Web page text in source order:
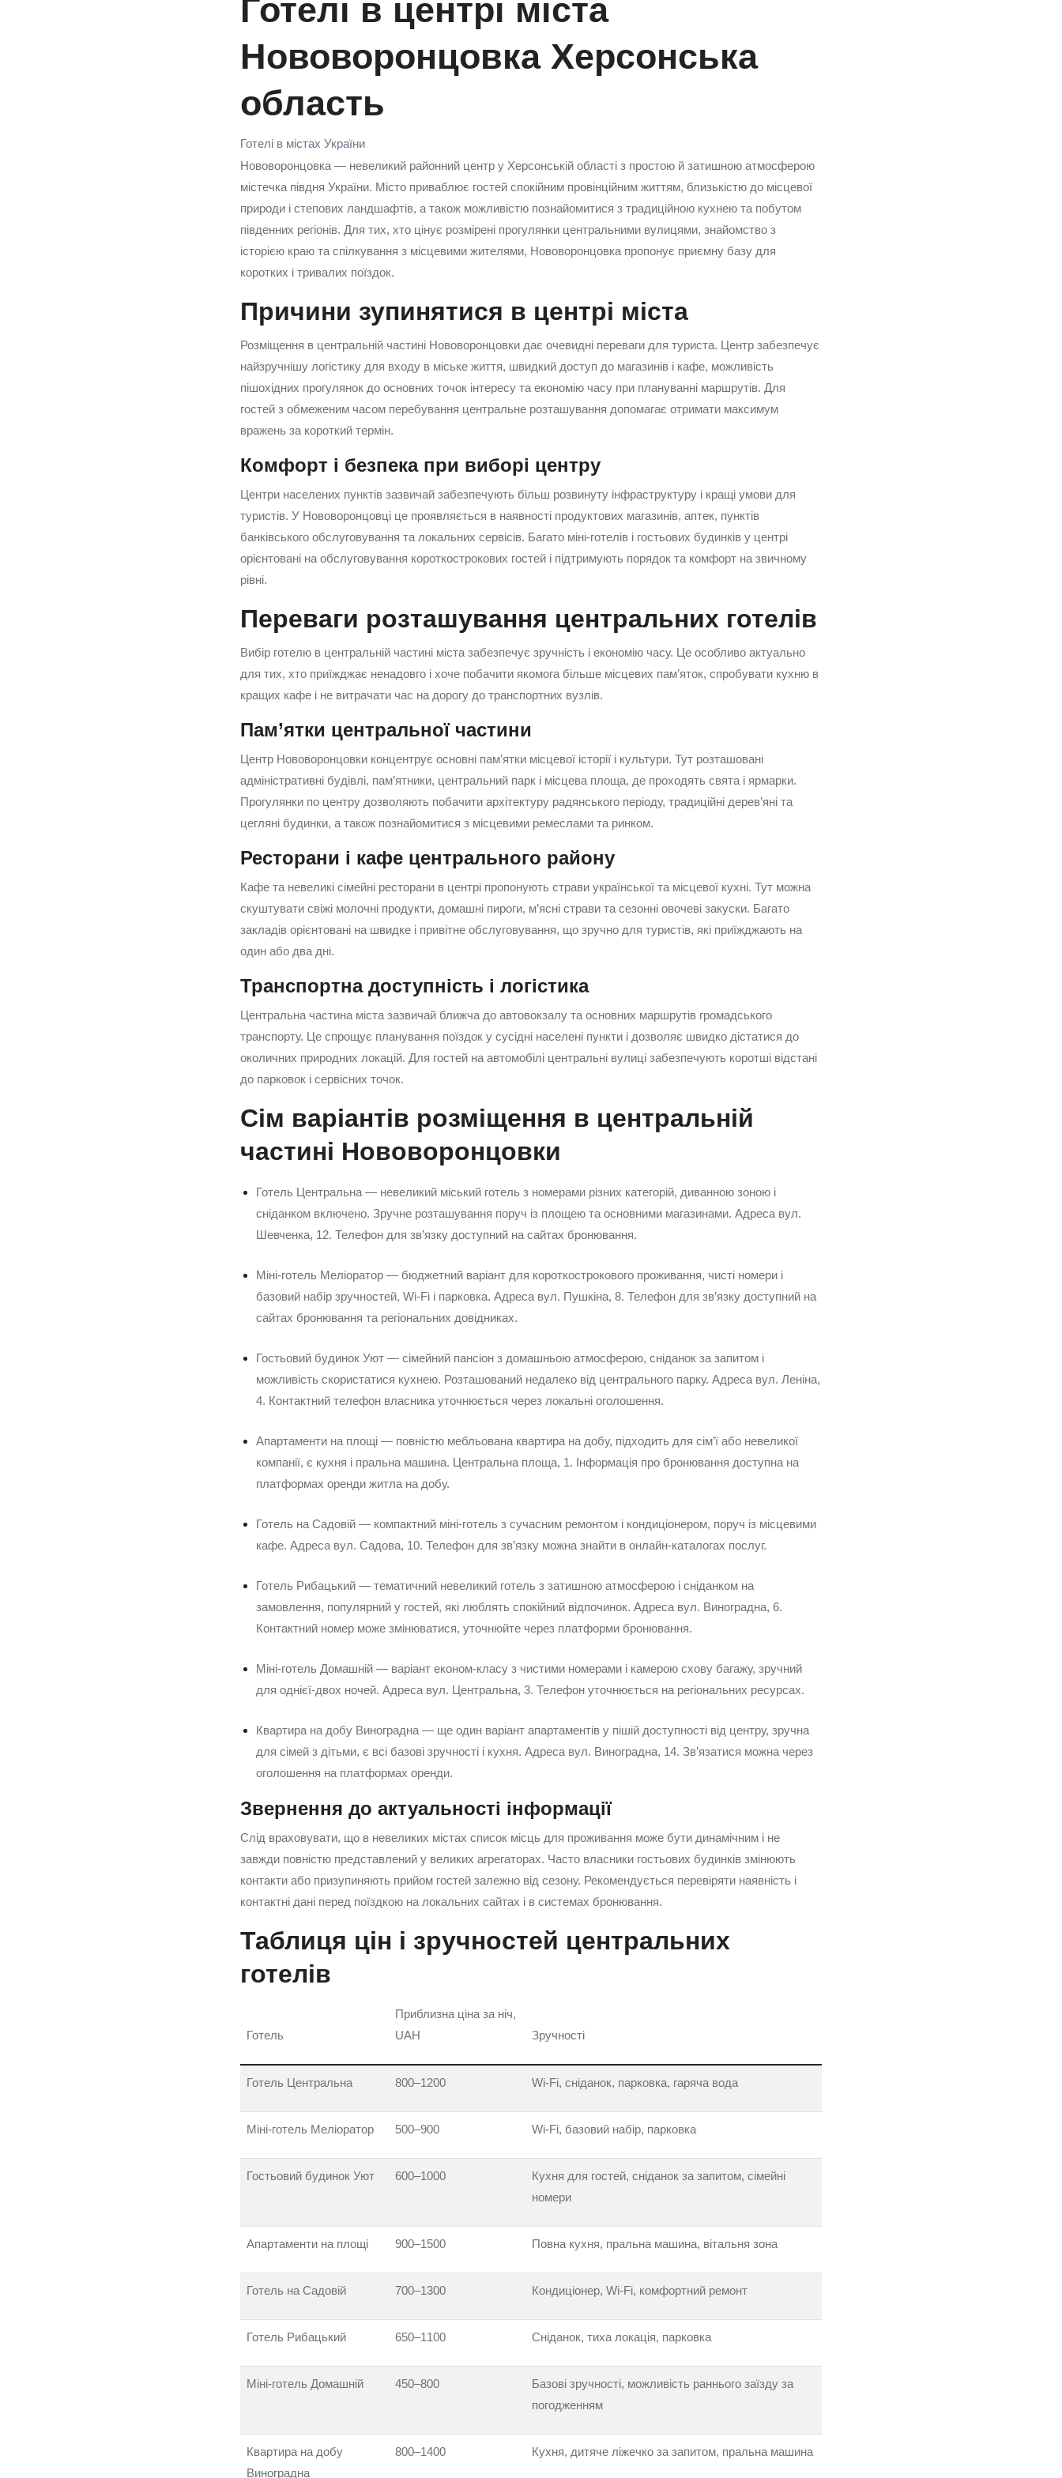
Готелі в центрі міста
Нововоронцовка Херсонська
область
Готелі в містах України
Нововоронцовка — невеликий районний центр у Херсонській області з простою й затишною атмосферою
містечка півдня України. Місто приваблює гостей спокійним провінційним життям, близькістю до місцевої
природи і степових ландшафтів, а також можливістю познайомитися з традиційною кухнею та побутом
південних регіонів. Для тих, хто цінує розмірені прогулянки центральними вулицями, знайомство з
історією краю та спілкування з місцевими жителями, Нововоронцовка пропонує приємну базу для
коротких і тривалих поїздок.
Причини зупинятися в центрі міста
Розміщення в центральній частині Нововоронцовки дає очевидні переваги для туриста. Центр забезпечує
найзручнішу логістику для входу в міське життя, швидкий доступ до магазинів і кафе, можливість
пішохідних прогулянок до основних точок інтересу та економію часу при плануванні маршрутів. Для
гостей з обмеженим часом перебування центральне розташування допомагає отримати максимум
вражень за короткий термін.
Комфорт і безпека при виборі центру
Центри населених пунктів зазвичай забезпечують більш розвинуту інфраструктуру і кращі умови для
туристів. У Нововоронцовці це проявляється в наявності продуктових магазинів, аптек, пунктів
банківського обслуговування та локальних сервісів. Багато міні-готелів і гостьових будинків у центрі
орієнтовані на обслуговування короткострокових гостей і підтримують порядок та комфорт на звичному
рівні.
Переваги розташування центральних готелів
Вибір готелю в центральній частині міста забезпечує зручність і економію часу. Це особливо актуально
для тих, хто приїжджає ненадовго і хоче побачити якомога більше місцевих пам’яток, спробувати кухню в
кращих кафе і не витрачати час на дорогу до транспортних вузлів.
Пам’ятки центральної частини
Центр Нововоронцовки концентрує основні пам’ятки місцевої історії і культури. Тут розташовані
адміністративні будівлі, пам’ятники, центральний парк і місцева площа, де проходять свята і ярмарки.
Прогулянки по центру дозволяють побачити архітектуру радянського періоду, традиційні дерев’яні та
цегляні будинки, а також познайомитися з місцевими ремеслами та ринком.
Ресторани і кафе центрального району
Кафе та невеликі сімейні ресторани в центрі пропонують страви української та місцевої кухні. Тут можна
скуштувати свіжі молочні продукти, домашні пироги, м’ясні страви та сезонні овочеві закуски. Багато
закладів орієнтовані на швидке і привітне обслуговування, що зручно для туристів, які приїжджають на
один або два дні.
Транспортна доступність і логістика
Центральна частина міста зазвичай ближча до автовокзалу та основних маршрутів громадського
транспорту. Це спрощує планування поїздок у сусідні населені пункти і дозволяє швидко дістатися до
околичних природних локацій. Для гостей на автомобілі центральні вулиці забезпечують коротші відстані
до парковок і сервісних точок.
Сім варіантів розміщення в центральній
частині Нововоронцовки
Готель Центральна — невеликий міський готель з номерами різних категорій, диванною зоною і
сніданком включено. Зручне розташування поруч із площею та основними магазинами. Адреса вул.
Шевченка, 12. Телефон для зв’язку доступний на сайтах бронювання.
Міні-готель Меліоратор — бюджетний варіант для короткострокового проживання, чисті номери і
базовий набір зручностей, Wi‑Fi і парковка. Адреса вул. Пушкіна, 8. Телефон для зв’язку доступний на
сайтах бронювання та регіональних довідниках.
Гостьовий будинок Уют — сімейний пансіон з домашньою атмосферою, сніданок за запитом і
можливість скористатися кухнею. Розташований недалеко від центрального парку. Адреса вул. Леніна,
4. Контактний телефон власника уточнюється через локальні оголошення.
Апартаменти на площі — повністю мебльована квартира на добу, підходить для сім’ї або невеликої
компанії, є кухня і пральна машина. Центральна площа, 1. Інформація про бронювання доступна на
платформах оренди житла на добу.
Готель на Садовій — компактний міні-готель з сучасним ремонтом і кондиціонером, поруч із місцевими
кафе. Адреса вул. Садова, 10. Телефон для зв’язку можна знайти в онлайн-каталогах послуг.
Готель Рибацький — тематичний невеликий готель з затишною атмосферою і сніданком на
замовлення, популярний у гостей, які люблять спокійний відпочинок. Адреса вул. Виноградна, 6.
Контактний номер може змінюватися, уточнюйте через платформи бронювання.
Міні-готель Домашній — варіант економ-класу з чистими номерами і камерою схову багажу, зручний
для однієї-двох ночей. Адреса вул. Центральна, 3. Телефон уточнюється на регіональних ресурсах.
Квартира на добу Виноградна — ще один варіант апартаментів у пішій доступності від центру, зручна
для сімей з дітьми, є всі базові зручності і кухня. Адреса вул. Виноградна, 14. Зв’язатися можна через
оголошення на платформах оренди.
Звернення до актуальності інформації
Слід враховувати, що в невеликих містах список місць для проживання може бути динамічним і не
завжди повністю представлений у великих агрегаторах. Часто власники гостьових будинків змінюють
контакти або призупиняють прийом гостей залежно від сезону. Рекомендується перевіряти наявність і
контактні дані перед поїздкою на локальних сайтах і в системах бронювання.
Таблиця цін і зручностей центральних
готелів
Готель
Приблизна ціна за ніч,
UAH
Зручності
Готель Центральна 800–1200 Wi‑Fi, сніданок, парковка, гаряча вода
Міні-готель Меліоратор 500–900 Wi‑Fi, базовий набір, парковка
Гостьовий будинок Уют 600–1000
Кухня для гостей, сніданок за запитом, сімейні
номери
Апартаменти на площі 900–1500 Повна кухня, пральна машина, вітальня зона
Готель на Садовій 700–1300 Кондиціонер, Wi‑Fi, комфортний ремонт
Готель Рибацький 650–1100 Сніданок, тиха локація, парковка
Міні-готель Домашній 450–800
Базові зручності, можливість раннього заїзду за
погодженням
Квартира на добу
Виноградна
800–1400 Кухня, дитяче ліжечко за запитом, пральна машина